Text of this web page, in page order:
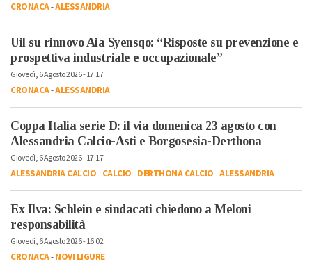
CRONACA-ALESSANDRIA
Uil su rinnovo Aia Syensqo: “Risposte su prevenzione e
prospettiva industriale e occupazionale”
Giovedì, 6 Agosto 2026 - 17:17
CRONACA-ALESSANDRIA
Coppa Italia serie D: il via domenica 23 agosto con
Alessandria Calcio-Asti e Borgosesia-Derthona
Giovedì, 6 Agosto 2026 - 17:17
ALESSANDRIA CALCIO-CALCIO-DERTHONA CALCIO-ALESSANDRIA
Ex Ilva: Schlein e sindacati chiedono a Meloni
responsabilità
Giovedì, 6 Agosto 2026 - 16:02
CRONACA-NOVI LIGURE